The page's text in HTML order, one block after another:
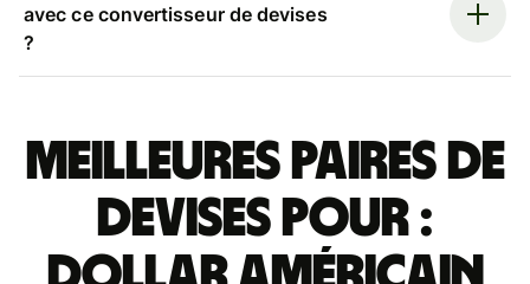
avec ce convertisseur de devises
?
Meilleures paires de
devises pour :